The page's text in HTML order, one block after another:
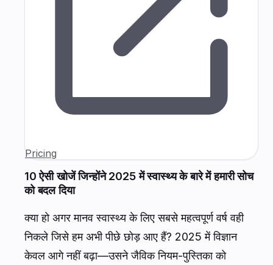
Pricing
10 ऐसी खोजें जिन्होंने 2025 में स्वास्थ्य के बारे में हमारी सोच
को बदल दिया
क्या हो अगर मानव स्वास्थ्य के लिए सबसे महत्वपूर्ण वर्ष वही
निकले जिसे हम अभी पीछे छोड़ आए हैं? 2025 में विज्ञान
केवल आगे नहीं बढ़ा—उसने जैविक नियम-पुस्तिका को